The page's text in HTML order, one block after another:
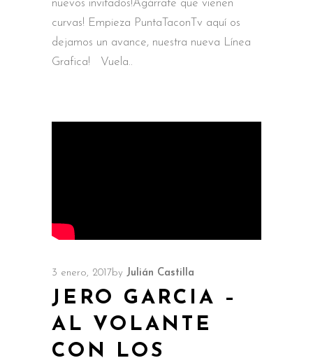
nuevos invitados!Agárrate que vienen
curvas! Empieza PuntaTaconTv aquí os
dejamos un avance, nuestra nueva Línea
Grafica! Vuela
3 enero, 2017by Julián Castilla
JERO GARCIA –
AL VOLANTE
CON LOS